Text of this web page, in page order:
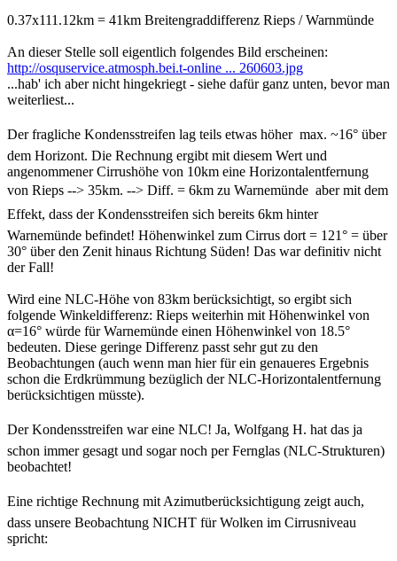
0.37x111.12km = 41km Breitengraddifferenz Rieps / Warnmünde
An dieser Stelle soll eigentlich folgendes Bild erscheinen:
http://osquservice.atmosph.bei.t-online ... 260603.jpg
...hab' ich aber nicht hingekriegt - siehe dafür ganz unten, bevor man
weiterliest...
Der fragliche Kondensstreifen lag teils etwas höher  max. ~16° über
dem Horizont. Die Rechnung ergibt mit diesem Wert und
angenommener Cirrushöhe von 10km eine Horizontalentfernung
von Rieps --> 35km. --> Diff. = 6km zu Warnemünde  aber mit dem
Effekt, dass der Kondensstreifen sich bereits 6km hinter
Warnemünde befindet! Höhenwinkel zum Cirrus dort = 121° = über
30° über den Zenit hinaus Richtung Süden! Das war definitiv nicht
der Fall!
Wird eine NLC-Höhe von 83km berücksichtigt, so ergibt sich
folgende Winkeldifferenz: Rieps weiterhin mit Höhenwinkel von
α=16° würde für Warnemünde einen Höhenwinkel von 18.5°
bedeuten. Diese geringe Differenz passt sehr gut zu den
Beobachtungen (auch wenn man hier für ein genaueres Ergebnis
schon die Erdkrümmung bezüglich der NLC-Horizontalentfernung
berücksichtigen müsste).
Der Kondensstreifen war eine NLC! Ja, Wolfgang H. hat das ja
schon immer gesagt und sogar noch per Fernglas (NLC-Strukturen)
beobachtet!
Eine richtige Rechnung mit Azimutberücksichtigung zeigt auch,
dass unsere Beobachtung NICHT für Wolken im Cirrusniveau
spricht: